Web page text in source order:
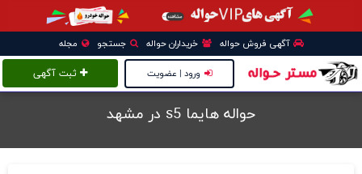
آگهی فروش حواله خریداران حواله جستجو مجله
ثبت آگهی ورود | عضویت
حواله هایما s5 در مشهد